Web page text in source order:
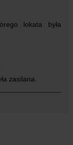
lokata była
zasilana.